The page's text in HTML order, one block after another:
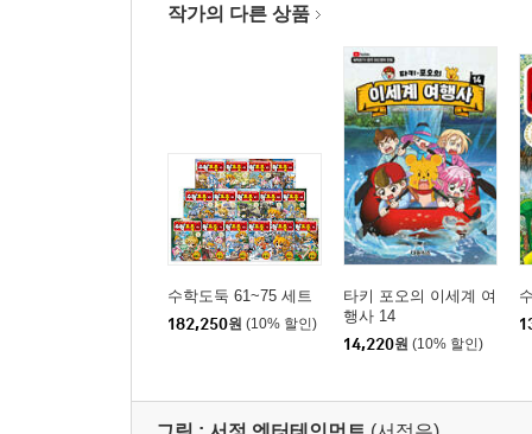
작가의 다른 상품
수학도둑 61~75 세트
182,250원 (10% 할인)
타키 포오의 이세계 여
행사 14
14,220원 (10% 할인)